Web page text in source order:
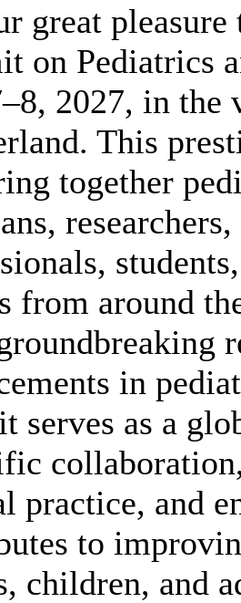
great
on Pediatrics
2027, in
This
together
from around
in
serves as a
practice, and
to
children, and